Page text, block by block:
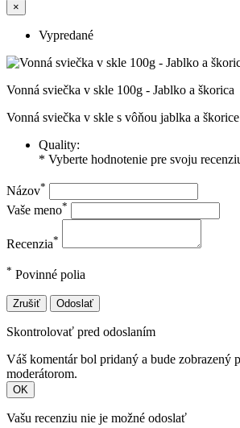
×
Vypredané
Vonná sviečka v skle 100g - Jablko a škorica
Vonná sviečka v skle s vôňou jablka a škorice
Quality:
* Vyberte hodnotenie pre svoju
Názov*
Vaše meno*
Recenzia*
* Povinné polia
Zrušiť Odoslať
Skontrolovať pred odoslaním
Váš komentár bol pridaný a bude zobrazený
moderátorom.
OK
Vašu recenziu nie je možné odoslať